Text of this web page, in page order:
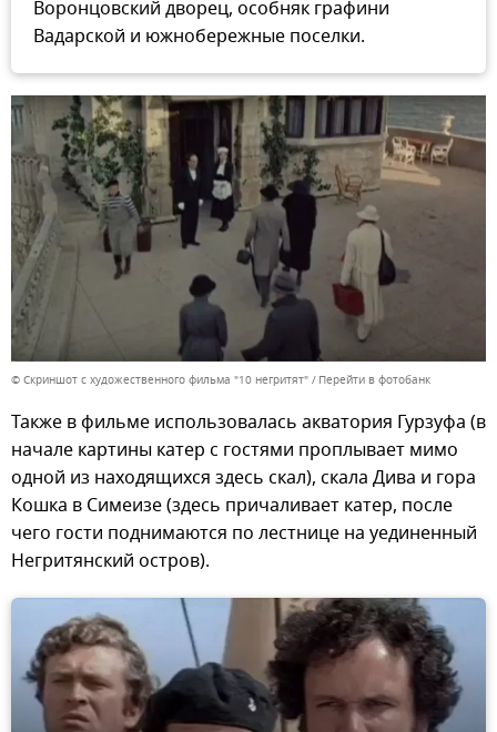
Воронцовский дворец, особняк графини
Вадарской и южнобережные поселки.
© Скриншот с художественного фильма "10 негритят" Перейти в фотобанк
Также в фильме использовалась акватория Гурзуфа (в
начале картины катер с гостями проплывает мимо
одной из находящихся здесь скал), скала Дива и гора
Кошка в Симеизе (здесь причаливает катер, после
чего гости поднимаются по лестнице на уединенный
Негритянский остров).